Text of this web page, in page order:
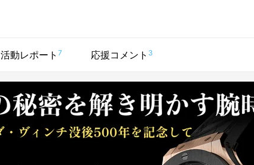
活動レポート 7 応援コメント 3